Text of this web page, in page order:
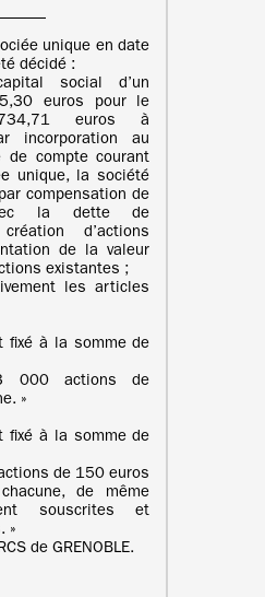
unique en date
décidé :
social d’un
euros pour le
euros à
incorporation au
de compte courant
unique, la société
par compensation de
la dette de
d’actions
de la valeur
existantes ;
les articles
fixé à la somme de
000 actions de
»
fixé à la somme de
de 150 euros
de même
souscrites et
»
de GRENOBLE.